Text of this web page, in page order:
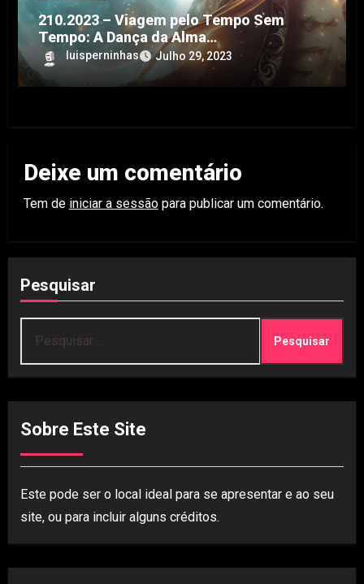
210.2023 – Viagem pelo Tempo Sem
Tempo: A Dança da Alma…
luisperninhas Julho 29, 2023
Deixe um comentário
Tem de iniciar a sessãopara publicar um comentário.
Pesquisar
por:
Sobre Este Site
Este pode ser o local ideal para se apresentar e ao seu
site, ou para incluir alguns créditos.